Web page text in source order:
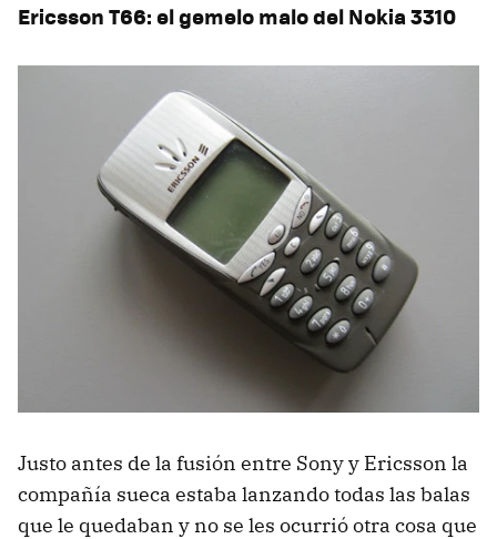
Ericsson T66: el gemelo malo del Nokia 3310
Justo antes de la fusión entre Sony y Ericsson la
compañía sueca estaba lanzando todas las balas
que le quedaban y no se les ocurrió otra cosa que